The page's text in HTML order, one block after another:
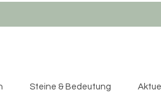
Steine & Bedeutung